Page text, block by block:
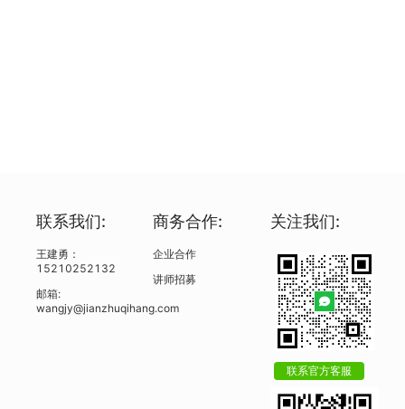
联系我们:
王建勇：
15210252132
邮箱:
wangjy@jianzhuqihang.com
商务合作:
企业合作
讲师招募
关注我们:
联系官方客服